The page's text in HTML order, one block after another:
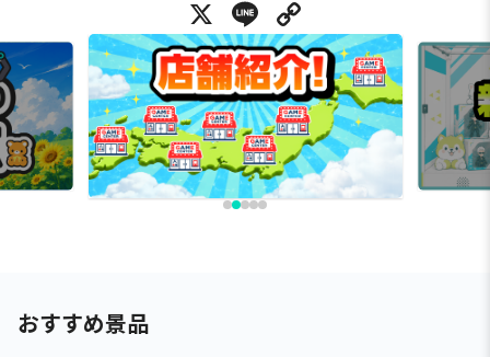
X Line
おすすめ景品